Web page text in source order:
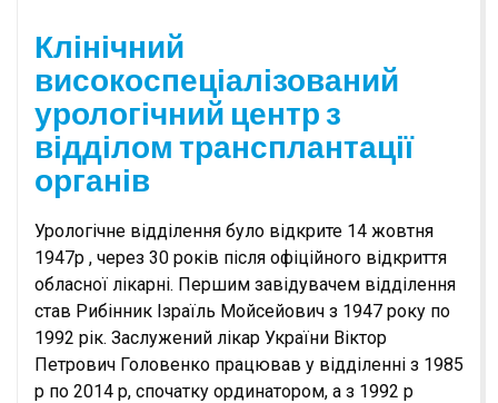
Клінічний
високоспеціалізований
урологічний центр з
відділом трансплантації
органів
Урологічне відділення було відкрите 14 жовтня
1947р , через 30 років після офіційного відкриття
обласної лікарні. Першим завідувачем відділення
став Рибінник Ізраїль Мойсейович з 1947 року по
1992 рік. Заслужений лікар України Віктор
Петрович Головенко працював у відділенні з 1985
р по 2014 р, спочатку ординатором, а з 1992 р